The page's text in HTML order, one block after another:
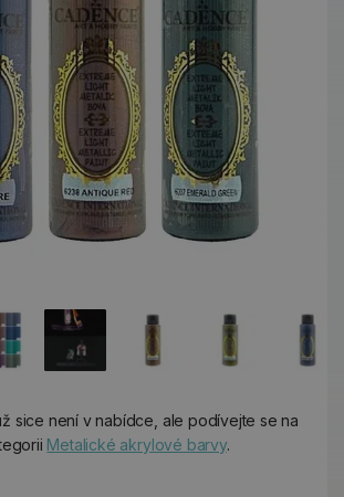
sice není v nabídce, ale podívejte se na
Metalické akrylové barvy.